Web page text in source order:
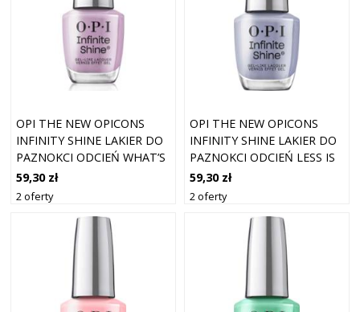
OPI THE NEW OPICONS
INFINITY SHINE LAKIER DO
PAZNOKCI ODCIEŃ WHAT’S
NOT TO LILAC? 15 ML
59,30 zł
2 oferty
OPI THE NEW OPICONS
INFINITY SHINE LAKIER DO
PAZNOKCI ODCIEŃ LESS IS
MORE 15 ML
59,30 zł
2 oferty